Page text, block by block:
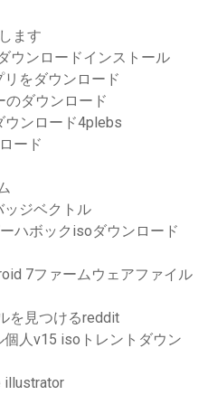
ます
ウンロードインストール
をダウンロード
のダウンロード
ンロード4plebs
ード
ッジベクトル
ハボックisoダウンロード
7ファームウェアファイル
を見つけるreddit
個人v15 isoトレントダウン
illustrator